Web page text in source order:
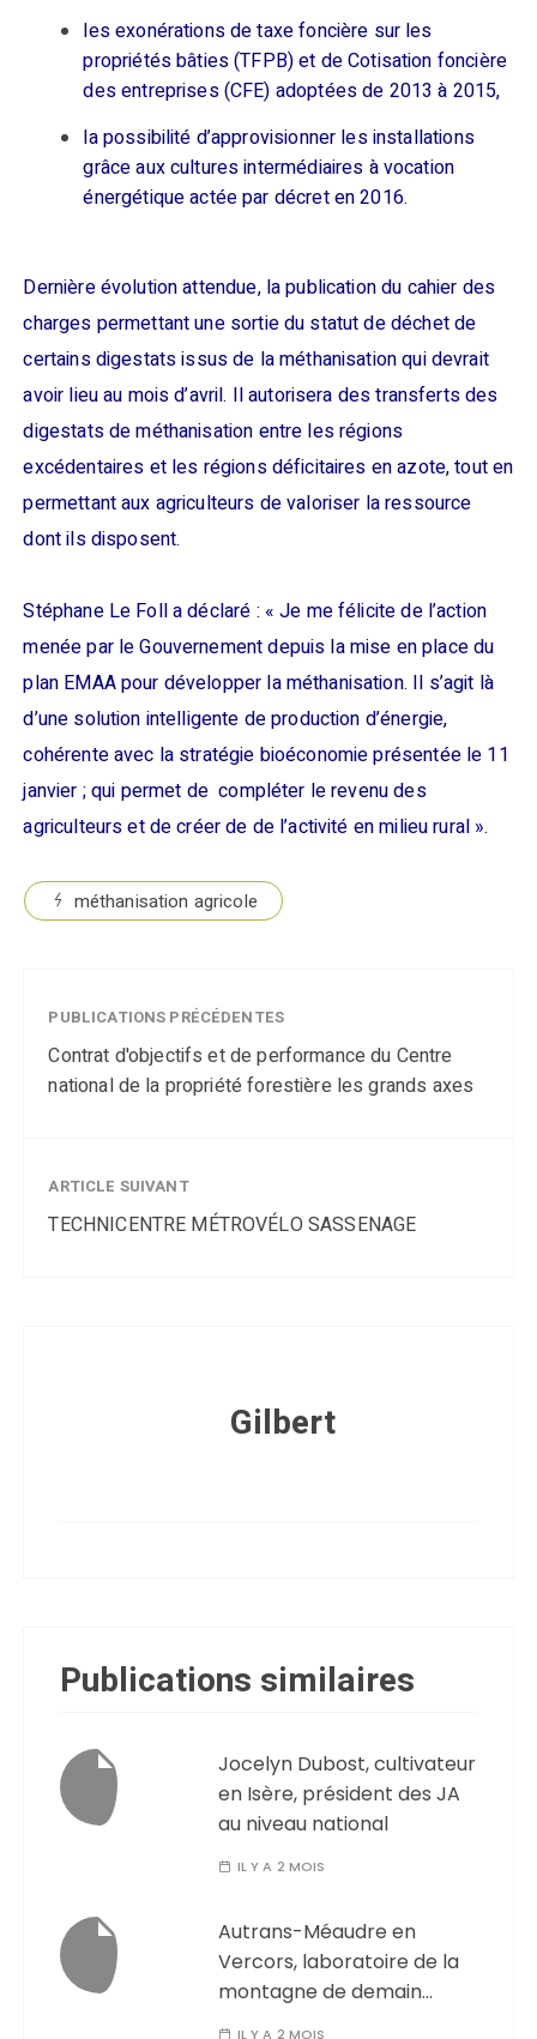
les exonérations de taxe foncière sur les
propriétés bâties (TFPB) et de Cotisation foncière
des entreprises (CFE) adoptées de 2013 à 2015,
la possibilité d’approvisionner les installations
grâce aux cultures intermédiaires à vocation
énergétique actée par décret en 2016.
Dernière évolution attendue, la publication du cahier des
charges permettant une sortie du statut de déchet de
certains digestats issus de la méthanisation qui devrait
avoir lieu au mois d’avril. Il autorisera des transferts des
digestats de méthanisation entre les régions
excédentaires et les régions déficitaires en azote, tout en
permettant aux agriculteurs de valoriser la ressource
dont ils disposent.
Stéphane Le Foll a déclaré : « Je me félicite de l’action
menée par le Gouvernement depuis la mise en place du
plan EMAA pour développer la méthanisation. Il s’agit là
d’une solution intelligente de production d’énergie,
cohérente avec la stratégie bioéconomie présentée le 11
janvier ; qui permet de compléter le revenu des
agriculteurs et de créer de de l’activité en milieu rural ».
méthanisation agricole
PUBLICATIONS PRÉCÉDENTES
Contrat d'objectifs et de performance du Centre
national de la propriété forestière les grands axes
ARTICLE SUIVANT
TECHNICENTRE MÉTROVÉLO SASSENAGE
Gilbert
Publications similaires
Jocelyn Dubost, cultivateur
en Isère, président des JA
au niveau national
IL Y A 2 MOIS
Autrans-Méaudre en
Vercors, laboratoire de la
montagne de demain…
IL Y A 2 MOIS